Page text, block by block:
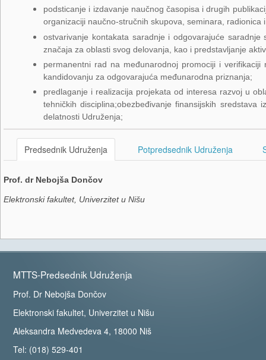
podsticanje i izdavanje naučnog časopisa i drugih
organizaciji naučno-stručnih skupova, seminara,
ostvarivanje kontakata saradnje i odgovarajuće
značaja za oblasti svog delovanja, kao i predstavljanje
permanentni rad na međunarodnoj promociji i
kandidovanju za odgovarajuća međunarodna priznanja;
predlaganje i realizacija projekata od interesa razvoj u
tehničkih disciplina;obezbeđivanje finansijskih
delatnosti Udruženja;
Predsednik Udruženja Potpredsednik Udruženja
Prof. dr Nebojša Dončov
Elektronski fakultet, Univerzitet u Nišu
MTTS-Predsednik Udruženja
Prof. Dr Nebojša Dončov
Elektronski fakultet, Univerzitet u Nišu
Aleksandra Medvedeva 4, 18000 Niš
Tel: (018) 529-401